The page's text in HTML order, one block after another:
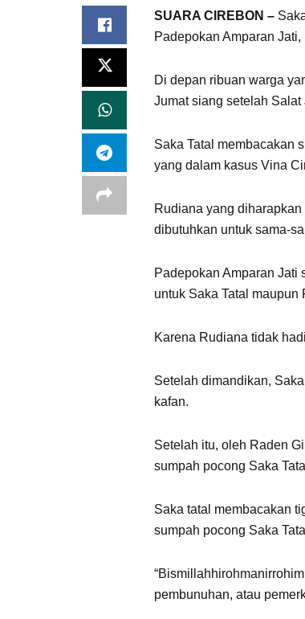
SUARA CIREBON –
Padepokan Amparan
Di depan ribuan warga
Jumat siang setelah Salat
Saka Tatal membacakan
yang dalam kasus Vina
Rudiana yang
dibutuhkan untuk sama-
Padepokan Amparan Jati
untuk Saka Tatal maupun
Karena Rudiana tidak
Setelah dimandikan,
kafan.
Setelah itu, oleh Raden
sumpah pocong Saka
Saka tatal membacakan
sumpah pocong Saka
pembunuhan, atau